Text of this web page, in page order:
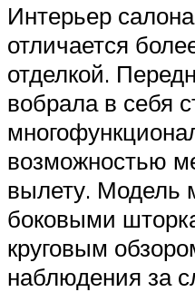
Интерьер
отличается
отделкой.
вобрала в себя
возможностью
вылету. Модель
боковыми
круговым
наблюдения за